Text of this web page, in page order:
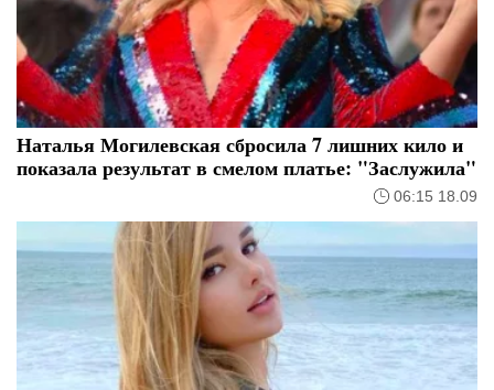
Наталья Могилевская сбросила 7 лишних кило и
показала результат в смелом платье: "Заслужила"
06:15 18.09